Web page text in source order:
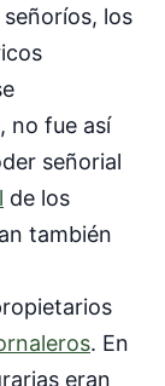
los
no fue así
señorial
de los
también
. En
eran